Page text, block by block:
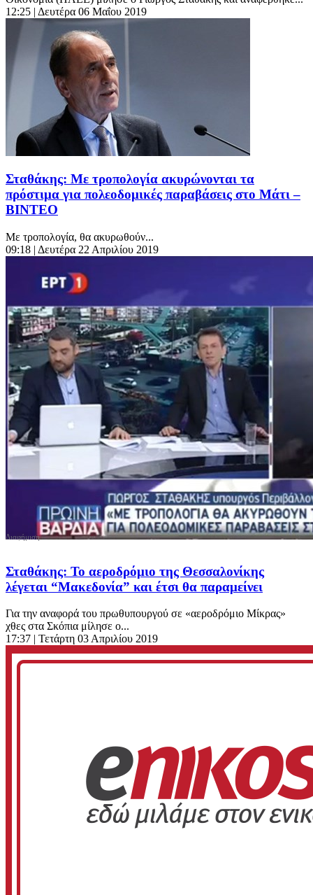
12:25 | Δευτέρα 06 Μαΐου 2019
Σταθάκης: Με τροπολογία ακυρώνονται τα
πρόστιμα για πολεοδομικές παραβάσεις στο Μάτι –
ΒΙΝΤΕΟ
Με τροπολογία, θα ακυρωθούν...
09:18 | Δευτέρα 22 Απριλίου 2019
Σταθάκης: Το αεροδρόμιο της Θεσσαλονίκης
λέγεται “Μακεδονία” και έτσι θα παραμείνει
Για την αναφορά του πρωθυπουργού σε «αεροδρόμιο Μίκρας»
χθες στα Σκόπια μίλησε ο...
17:37 | Τετάρτη 03 Απριλίου 2019